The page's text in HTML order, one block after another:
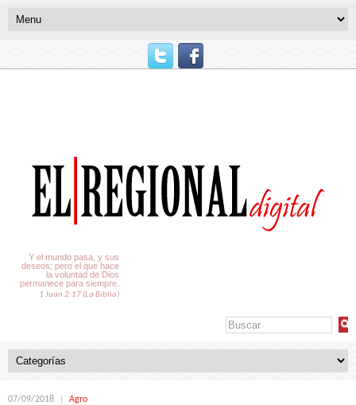
Y el mundo pasa, y sus
deseos; pero el que hace
la voluntad de Dios
permanece para siempre.
1 Juan 2:17 (La Biblia)
07/09/2018 Agro